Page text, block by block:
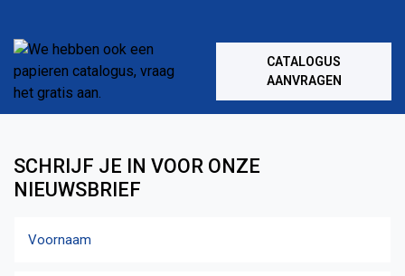
CATALOGUS
AANVRAGEN
SCHRIJF JE IN VOOR ONZE
NIEUWSBRIEF